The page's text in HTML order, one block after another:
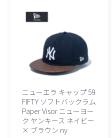
ニューエラ キャップ 59
FIFTY ソフトバックラム
Paper Visor ニューヨー
ク ヤンキース ネイビー
× ブラウン ny